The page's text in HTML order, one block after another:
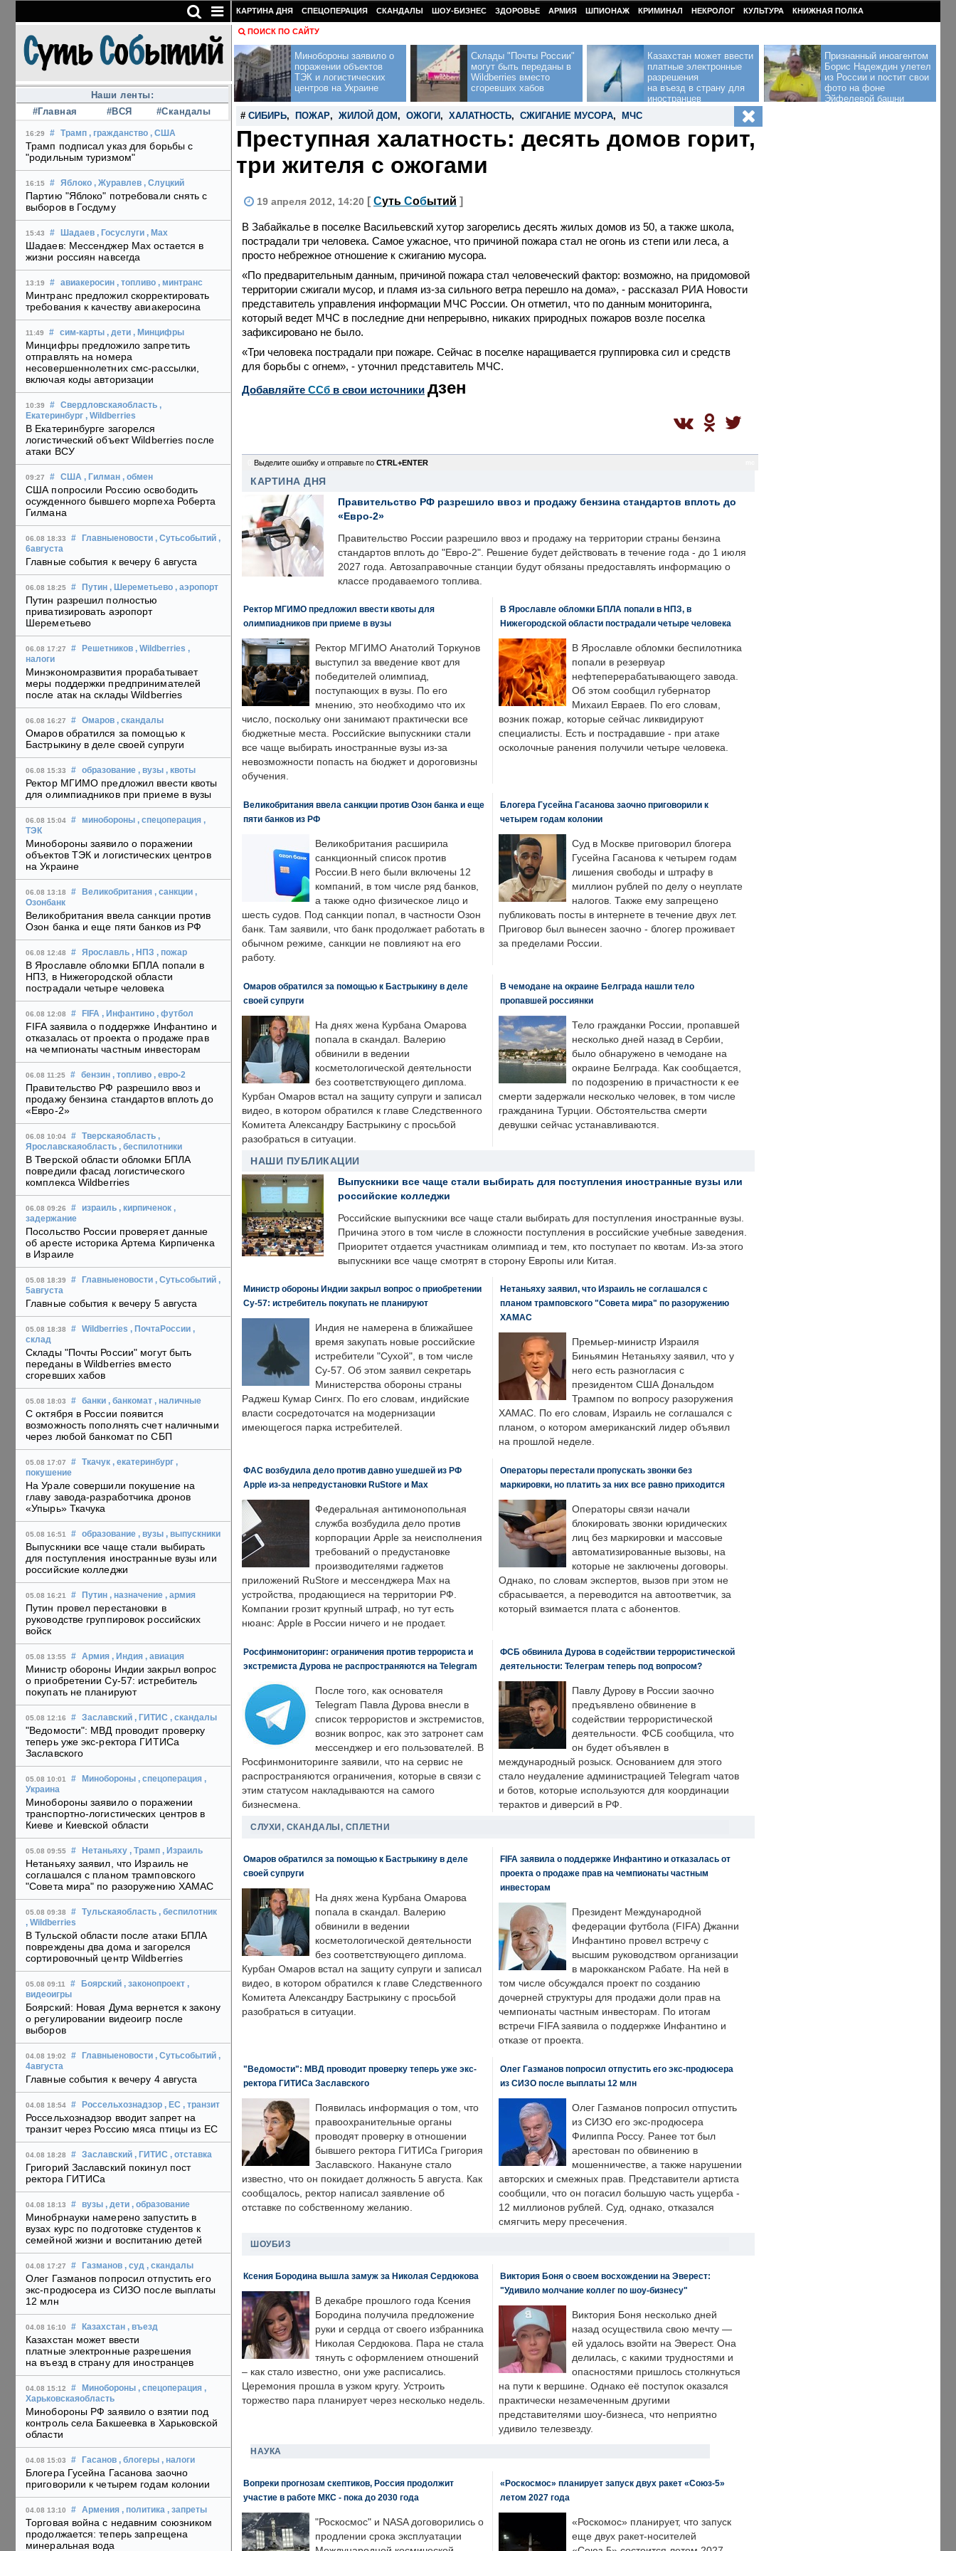
Наши ленты:
#Главная
#ВСЯ #Скандалы
16:29 # Трамп , гражданство , США
Трамп подписал указ для борьбы с
"родильным туризмом"
16:15 # Яблоко , Журавлев , Слуцкий
Партию "Яблоко" потребовали снять с
выборов в Госдуму
15:43 # Шадаев , Госуслуги , Max
Шадаев: Мессенджер Max остается в
жизни россиян навсегда
13:19 # авиакеросин , топливо , минтранс
Минтранс предложил скорректировать
требования к качеству авиакеросина
11:49 # сим-карты , дети , Минцифры
Минцифры предложило запретить
отправлять на номера
несовершеннолетних смс-рассылки,
включая коды авторизации
10:39 # Свердловскаяобласть ,
Екатеринбург , Wildberries
В Екатеринбурге загорелся
логистический объект Wildberries после
атаки ВСУ
09:27 # США , Гилман , обмен
США попросили Россию освободить
осужденного бывшего морпеха Роберта
Гилмана
06.08 18:33 # Главныеновости , Сутьсобытий ,
6августа
Главные события к вечеру 6 августа
06.08 18:25 # Путин , Шереметьево , аэропорт
Путин разрешил полностью
приватизировать аэропорт
Шереметьево
06.08 17:27 # Решетников , Wildberries ,
налоги
Минэкономразвития прорабатывает
меры поддержки предпринимателей
после атак на склады Wildberries
06.08 16:27 # Омаров , скандалы
Омаров обратился за помощью к
Бастрыкину в деле своей супруги
06.08 15:33 # образование , вузы , квоты
Ректор МГИМО предложил ввести квоты
для олимпиадников при приеме в вузы
06.08 15:04 # минобороны , спецоперация ,
ТЭК
Минобороны заявило о поражении
объектов ТЭК и логистических центров
на Украине
06.08 13:18 # Великобритания , санкции ,
Озонбанк
Великобритания ввела санкции против
Озон банка и еще пяти банков из РФ
06.08 12:48 # Ярославль , НПЗ , пожар
В Ярославле обломки БПЛА попали в
НПЗ, в Нижегородской области
пострадали четыре человека
06.08 12:08 # FIFA , Инфантино , футбол
FIFA заявила о поддержке Инфантино и
отказалась от проекта о продаже прав
на чемпионаты частным инвесторам
06.08 11:25 # бензин , топливо , евро-2
Правительство РФ разрешило ввоз и
продажу бензина стандартов вплоть до
«Евро-2»
06.08 10:04 # Тверскаяобласть ,
Ярославскаяобласть , беспилотники
В Тверской области обломки БПЛА
повредили фасад логистического
комплекса Wildberries
06.08 09:26 # израиль , кирпиченок ,
задержание
Посольство России проверяет данные
об аресте историка Артема Кирпиченка
в Израиле
05.08 18:39 # Главныеновости , Сутьсобытий ,
5августа
Главные события к вечеру 5 августа
05.08 18:38 # Wildberries , ПочтаРоссии ,
склад
Склады "Почты России" могут быть
переданы в Wildberries вместо
сгоревших хабов
05.08 18:03 # банки , банкомат , наличные
С октября в России появится
возможность пополнять счет наличными
через любой банкомат по СБП
05.08 17:07 # Ткачук , екатеринбург ,
покушение
На Урале совершили покушение на
главу завода-разработчика дронов
«Упырь» Ткачука
05.08 16:51 # образование , вузы , выпускники
Выпускники все чаще стали выбирать
для поступления иностранные вузы или
российские колледжи
05.08 16:21 # Путин , назначение , армия
Путин провел перестановки в
руководстве группировок российских
войск
05.08 13:55 # Армия , Индия , авиация
Министр обороны Индии закрыл вопрос
о приобретении Су-57: истребитель
покупать не планируют
05.08 12:16 # Заславский , ГИТИС , скандалы
"Ведомости": МВД проводит проверку
теперь уже экс-ректора ГИТИСа
Заславского
05.08 10:01 # Минобороны , спецоперация ,
Украина
Минобороны заявило о поражении
транспортно-логистических центров в
Киеве и Киевской области
05.08 09:55 # Нетаньяху , Трамп , Израиль
Нетаньяху заявил, что Израиль не
соглашался с планом трамповского
"Совета мира" по разоружению ХАМАС
05.08 09:38 # Тульскаяобласть , беспилотник
, Wildberries
В Тульской области после атаки БПЛА
повреждены два дома и загорелся
сортировочный центр Wildberries
05.08 09:11 # Боярский , законопроект ,
видеоигры
Боярский: Новая Дума вернется к закону
о регулировании видеоигр после
выборов
04.08 19:02 # Главныеновости , Сутьсобытий ,
4августа
Главные события к вечеру 4 августа
04.08 18:54 # Россельхознадзор , ЕС , транзит
Россельхознадзор вводит запрет на
транзит через Россию мяса птицы из ЕС
04.08 18:28 # Заславский , ГИТИС , отставка
Григорий Заславский покинул пост
ректора ГИТИСа
04.08 18:13 # вузы , дети , образование
Минобрнауки намерено запустить в
вузах курс по подготовке студентов к
семейной жизни и воспитанию детей
04.08 17:27 # Газманов , суд , скандалы
Олег Газманов попросил отпустить его
экс-продюсера из СИЗО после выплаты
12 млн
04.08 16:10 # Казахстан , въезд
Казахстан может ввести
платные электронные разрешения
на въезд в страну для иностранцев
04.08 15:12 # Минобороны , спецоперация ,
Харьковскаяобласть
Минобороны РФ заявило о взятии под
контроль села Бакшеевка в Харьковской
области
04.08 15:03 # Гасанов , блогеры , налоги
Блогера Гусейна Гасанова заочно
приговорили к четырем годам колонии
04.08 13:10 # Армения , политика , запреты
Торговая война с недавним союзником
продолжается: теперь запрещена
минеральная вода
КАРТИНА ДНЯ СПЕЦОПЕРАЦИЯ СКАНДАЛЫ ШОУ-БИЗНЕС ЗДОРОВЬЕ АРМИЯ ШПИОНАЖ КРИМИНАЛ НЕКРОЛОГ КУЛЬТУРА КНИЖНАЯ ПОЛКА
ПОИСК ПО САЙТУ
Минобороны заявило о
поражении объектов
ТЭК и логистических
центров на Украине
Склады "Почты России"
могут быть переданы в
Wildberries вместо
сгоревших хабов
Казахстан может ввести
платные электронные
разрешения
на въезд в страну для
иностранцев
Признанный иноагентом
Борис Надеждин улетел
из России и постит свои
фото на фоне
Эйфелевой башни
# СИБИРЬ, ПОЖАР, ЖИЛОЙ ДОМ , ОЖОГИ , ХАЛАТНОСТЬ, СЖИГАНИЕ МУСОРА, МЧС
Преступная халатность: десять домов горит,
три жителя с ожогами
19 апреля 2012, 14:20 [ Суть Событий ]
В Забайкалье в поселке Васильевский хутор загорелись десять жилых домов из 50, а также школа,
пострадали три человека. Самое ужасное, что причиной пожара стал не огонь из степи или леса, а
просто небрежное отношение к сжиганию мусора.
«По предварительным данным, причиной пожара стал человеческий фактор: возможно, на придомовой
территории сжигали мусор, и пламя из-за сильного ветра перешло на дома», - рассказал РИА Новости
представитель управления информации МЧС России. Он отметил, что по данным мониторинга,
который ведет МЧС в последние дни непрерывно, никаких природных пожаров возле поселка
зафиксировано не было.
«Три человека пострадали при пожаре. Сейчас в поселке наращивается группировка сил и средств
для борьбы с огнем», - уточнил представитель МЧС.
Добавляйте CСб в свои источники дзен
Выделите ошибку и отправьте по CTRL+ENTER
КАРТИНА ДНЯ
Правительство РФ разрешило ввоз и продажу бензина стандартов вплоть до
«Евро-2»
Правительство России разрешило ввоз и продажу на территории страны бензина
стандартов вплоть до "Евро-2". Решение будет действовать в течение года - до 1 июля
2027 года. Автозаправочные станции будут обязаны предоставлять информацию о
классе продаваемого топлива.
Ректор МГИМО предложил ввести квоты для
олимпиадников при приеме в вузы
Ректор МГИМО Анатолий Торкунов
выступил за введение квот для
победителей олимпиад,
поступающих в вузы. По его
мнению, это необходимо что их
число, поскольку они занимают практически все
бюджетные места. Российские выпускники стали
все чаще выбирать иностранные вузы из-за
невозможности попасть на бюджет и дороговизны
обучения.
В Ярославле обломки БПЛА попали в НПЗ, в
Нижегородской области пострадали четыре человека
В Ярославле обломки беспилотника
попали в резервуар
нефтеперерабатывающего завода.
Об этом сообщил губернатор
Михаил Евраев. По его словам,
возник пожар, которые сейчас ликвидируют
специалисты. Есть и пострадавшие - при атаке
осколочные ранения получили четыре человека.
Великобритания ввела санкции против Озон банка и еще
пяти банков из РФ
Великобритания расширила
санкционный список против
России.В него были включены 12
компаний, в том числе ряд банков,
а также одно физическое лицо и
шесть судов. Под санкции попал, в частности Озон
банк. Там заявили, что банк продолжает работать в
обычном режиме, санкции не повлияют на его
работу.
Блогера Гусейна Гасанова заочно приговорили к
четырем годам колонии
Суд в Москве приговорил блогера
Гусейна Гасанова к четырем годам
лишения свободы и штрафу в
миллион рублей по делу о неуплате
налогов. Также ему запрещено
публиковать посты в интернете в течение двух лет.
Приговор был вынесен заочно - блогер проживает
за пределами России.
Омаров обратился за помощью к Бастрыкину в деле
своей супруги
На днях жена Курбана Омарова
попала в скандал. Валерию
обвинили в ведении
косметологической деятельности
без соответствующего диплома.
Курбан Омаров встал на защиту супруги и записал
видео, в котором обратился к главе Следственного
Комитета Александру Бастрыкину с просьбой
разобраться в ситуации.
В чемодане на окраине Белграда нашли тело
пропавшей россиянки
Тело гражданки России, пропавшей
несколько дней назад в Сербии,
было обнаружено в чемодане на
окраине Белграда. Как сообщается,
по подозрению в причастности к ее
смерти задержали несколько человек, в том числе
гражданина Турции. Обстоятельства смерти
девушки сейчас устанавливаются.
НАШИ ПУБЛИКАЦИИ
Выпускники все чаще стали выбирать для поступления иностранные вузы или
российские колледжи
Российские выпускники все чаще стали выбирать для поступления иностранные вузы.
Причина этого в том числе в сложности поступления в российские учебные заведения.
Приоритет отдается участникам олимпиад и тем, кто поступает по квотам. Из-за этого
выпускники все чаще смотрят в сторону Европы или Китая.
Министр обороны Индии закрыл вопрос о приобретении
Су-57: истребитель покупать не планируют
Индия не намерена в ближайшее
время закупать новые российские
истребители "Сухой", в том числе
Су-57. Об этом заявил секретарь
Министерства обороны страны
Раджеш Кумар Сингх. По его словам, индийские
власти сосредоточатся на модернизации
имеющегося парка истребителей.
Нетаньяху заявил, что Израиль не соглашался с
планом трамповского "Совета мира" по разоружению
ХАМАС
Премьер-министр Израиля
Биньямин Нетаньяху заявил, что у
него есть разногласия с
президентом США Дональдом
Трампом по вопросу разоружения
ХАМАС. По его словам, Израиль не соглашался с
планом, о котором американский лидер объявил
на прошлой неделе.
ФАС возбудила дело против давно ушедшей из РФ
Apple из-за непредустановки RuStore и Max
Федеральная антимонопольная
служба возбудила дело против
корпорации Apple за неисполнения
требований о предустановке
производителями гаджетов
приложений RuStore и мессенджера Max на
устройства, продающиеся на территории РФ.
Компании грозит крупный штраф, но тут есть
нюанс: Apple в России ничего и не продает.
Операторы перестали пропускать звонки без
маркировки, но платить за них все равно приходится
Операторы связи начали
блокировать звонки юридических
лиц без маркировки и массовые
автоматизированные вызовы, на
которые не заключены договоры.
Однако, по словам экспертов, вызов при этом не
сбрасывается, а переводится на автоответчик, за
который взимается плата с абонентов.
Росфинмониторинг: ограничения против террориста и
экстремиста Дурова не распространяются на Telegram
После того, как основателя
Telegram Павла Дурова внесли в
список террористов и экстремистов,
возник вопрос, как это затронет сам
мессенджер и его пользователей. В
Росфинмониторинге заявили, что на сервис не
распространяются ограничения, которые в связи с
этим статусом накладываются на самого
бизнесмена.
ФСБ обвинила Дурова в содействии террористической
деятельности: Телеграм теперь под вопросом?
Павлу Дурову в России заочно
предъявлено обвинение в
содействии террористической
деятельности. ФСБ сообщила, что
он будет объявлен в
международный розыск. Основанием для этого
стало неудаление администрацией Telegram чатов
и ботов, которые используются для координации
терактов и диверсий в РФ.
СЛУХИ, СКАНДАЛЫ, СПЛЕТНИ
Омаров обратился за помощью к Бастрыкину в деле
своей супруги
На днях жена Курбана Омарова
попала в скандал. Валерию
обвинили в ведении
косметологической деятельности
без соответствующего диплома.
Курбан Омаров встал на защиту супруги и записал
видео, в котором обратился к главе Следственного
Комитета Александру Бастрыкину с просьбой
разобраться в ситуации.
FIFA заявила о поддержке Инфантино и отказалась от
проекта о продаже прав на чемпионаты частным
инвесторам
Президент Международной
федерации футбола (FIFA) Джанни
Инфантино провел встречу с
высшим руководством организации
в марокканском Рабате. На ней в
том числе обсуждался проект по созданию
дочерней структуры для продажи доли прав на
чемпионаты частным инвесторам. По итогам
встречи FIFA заявила о поддержке Инфантино и
отказе от проекта.
"Ведомости": МВД проводит проверку теперь уже экс-
ректора ГИТИСа Заславского
Появилась информация о том, что
правоохранительные органы
проводят проверку в отношении
бывшего ректора ГИТИСа Григория
Заславского. Накануне стало
известно, что он покидает должность 5 августа. Как
сообщалось, ректор написал заявление об
отставке по собственному желанию.
Олег Газманов попросил отпустить его экс-продюсера
из СИЗО после выплаты 12 млн
Олег Газманов попросил отпустить
из СИЗО его экс-продюсера
Филиппа Россу. Ранее тот был
арестован по обвинению в
мошенничестве, а также нарушении
авторских и смежных прав. Представители артиста
сообщили, что он погасил большую часть ущерба -
12 миллионов рублей. Суд, однако, отказался
смягчить меру пресечения.
ШОУБИЗ
Ксения Бородина вышла замуж за Николая Сердюкова
В декабре прошлого года Ксения
Бородина получила предложение
руки и сердца от своего избранника
Николая Сердюкова. Пара не стала
тянуть с оформлением отношений
– как стало известно, они уже расписались.
Церемония прошла в узком кругу. Устроить
торжество пара планирует через несколько недель.
Виктория Боня о своем восхождении на Эверест:
"Удивило молчание коллег по шоу-бизнесу"
Виктория Боня несколько дней
назад осуществила свою мечту —
ей удалось взойти на Эверест. Она
делилась, с какими трудностями и
опасностями пришлось столкнуться
на пути к вершине. Однако её поступок оказался
практически незамеченным другими
представителями шоу-бизнеса, что неприятно
удивило телезвезду.
НАУКА
Вопреки прогнозам скептиков, Россия продолжит
участие в работе МКС - пока до 2030 года
"Роскосмос" и NASA договорились о
продлении срока эксплуатации
«Роскосмос» планирует запуск двух ракет «Союз-5»
летом 2027 года
«Роскомос» планирует, что запуск
еще двух ракет-носителей